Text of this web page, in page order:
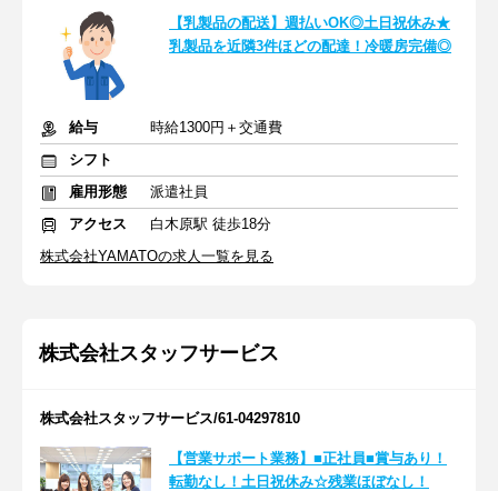
【乳製品の配送】週払いOK◎土日祝休み★
乳製品を近隣3件ほどの配達！冷暖房完備◎
給与
時給1300円＋交通費
シフト
雇用形態
派遣社員
アクセス
白木原駅 徒歩18分
株式会社YAMATOの求人一覧を見る
株式会社スタッフサービス
株式会社スタッフサービス/61-04297810
【営業サポート業務】■正社員■賞与あり！
転勤なし！土日祝休み☆残業ほぼなし！